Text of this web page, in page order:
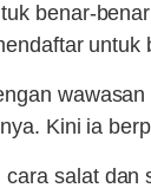
benar-
Kini ia
salat